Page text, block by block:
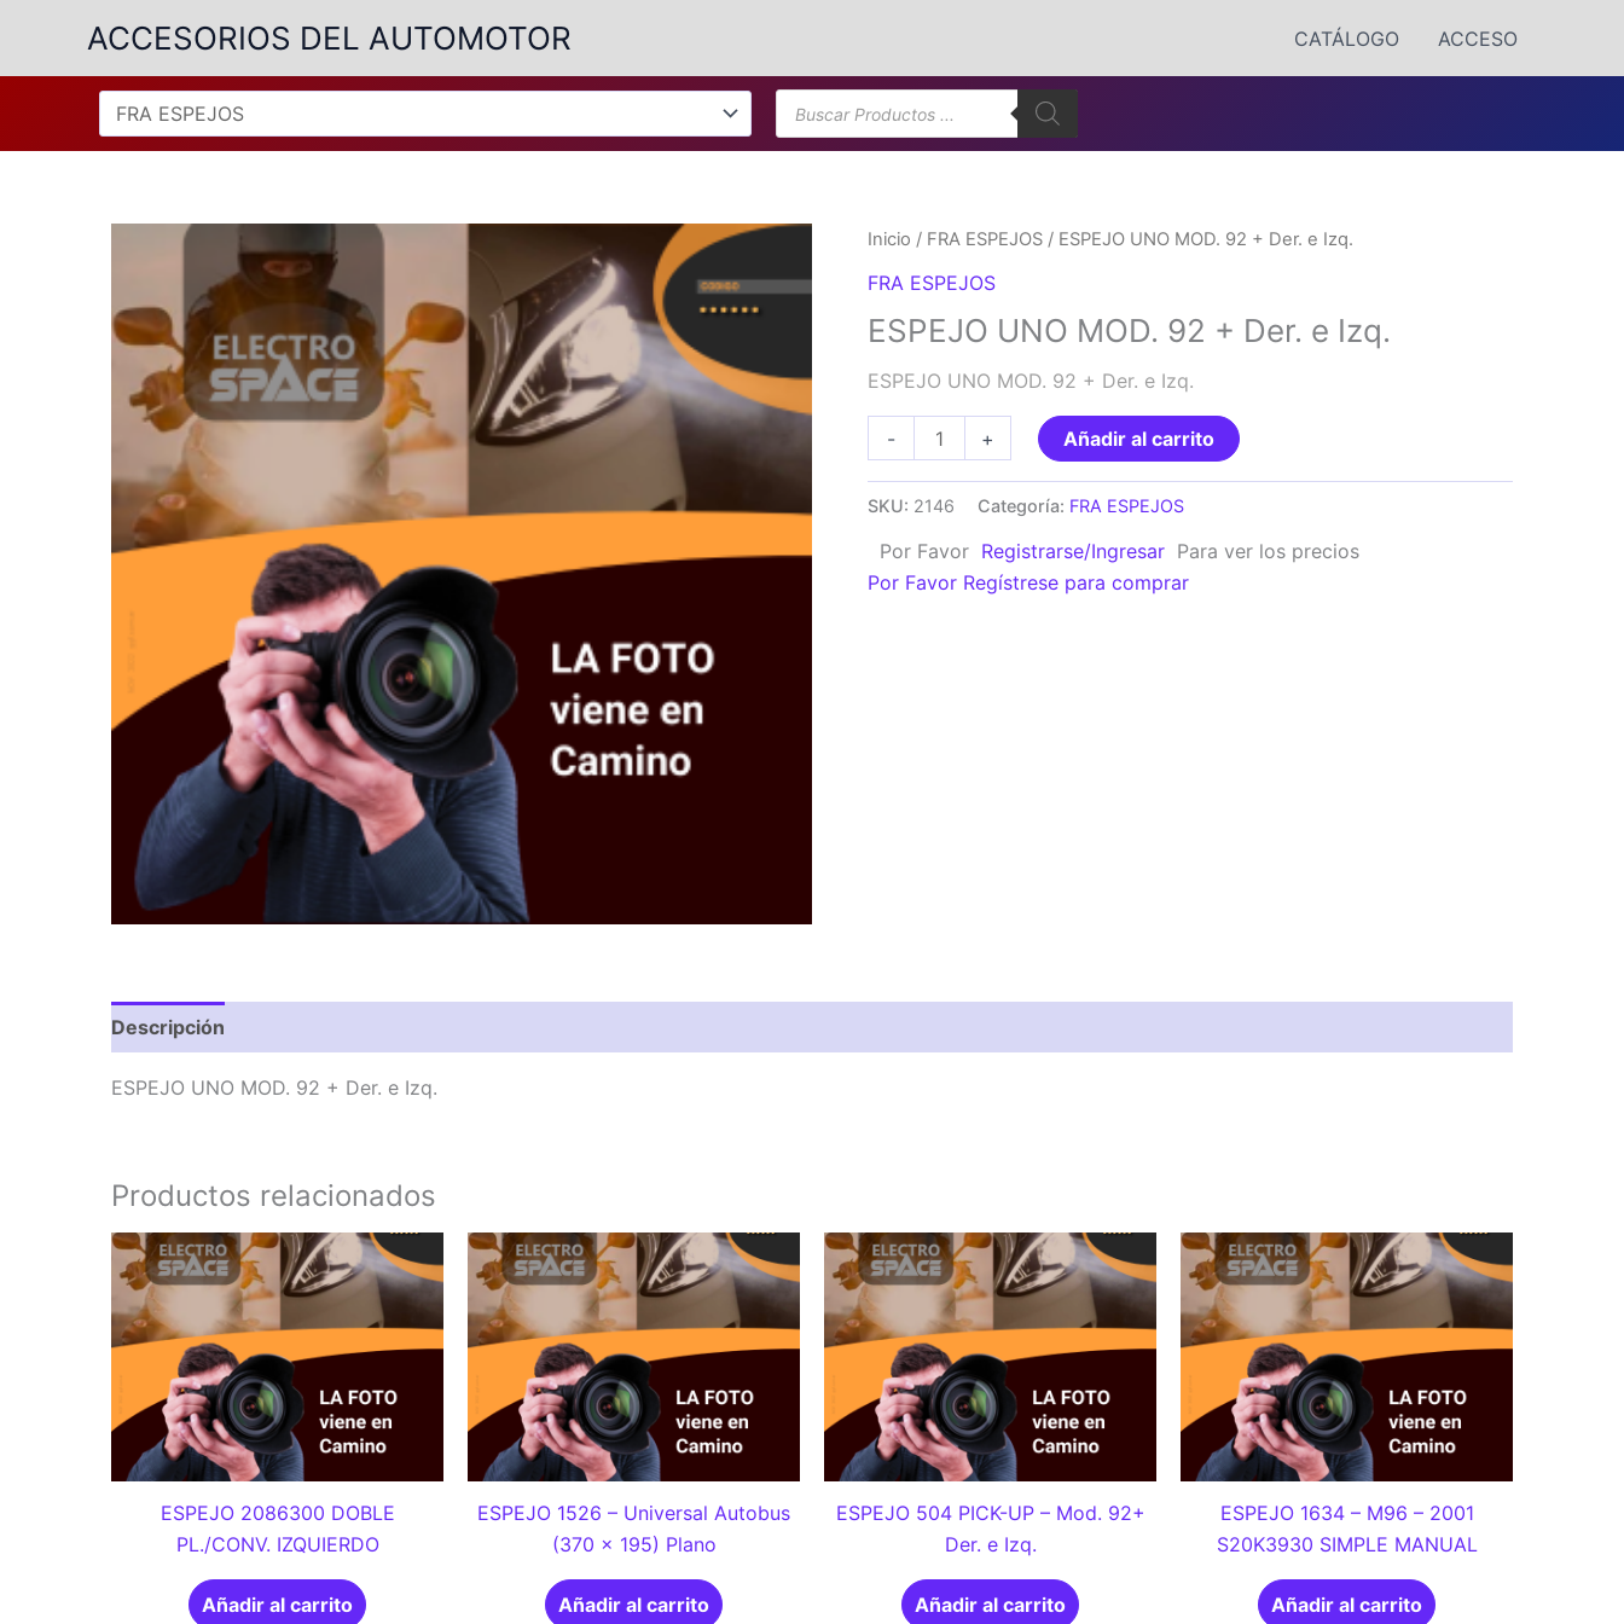
contenido
ACCESORIOS DEL AUTOMOTOR CATÁLOGO ACCESO
Búsqueda
de
productos
Inicio / FRA ESPEJOS / ESPEJO UNO MOD. 92 + Der. e Izq.
FRA ESPEJOS
ESPEJO UNO MOD. 92 + Der. e Izq.
ESPEJO UNO MOD. 92 + Der. e Izq.
-
ESPEJO
UNO
Der.
+ Añadir al carrito
SKU: 2146 Categoría: FRA ESPEJOS
Por Favor Registrarse/Ingresar Para ver los precios
Por Favor Regístrese para comprar
Descripción
ESPEJO UNO MOD. 92 + Der. e Izq.
Productos relacionados
ESPEJO 2086300 DOBLE
PL./CONV. IZQUIERDO
Añadir al carrito
ESPEJO 1526 – Universal Autobus
(370 x 195) Plano
Añadir al carrito
ESPEJO 504 PICK-UP – Mod. 92+
Der. e Izq.
Añadir al carrito
ESPEJO 1634 – M96 – 2001
S20K3930 SIMPLE MANUAL
Añadir al carrito